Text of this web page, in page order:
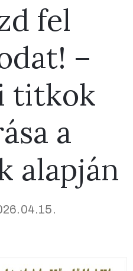
fel
–
titkok
a
alapján